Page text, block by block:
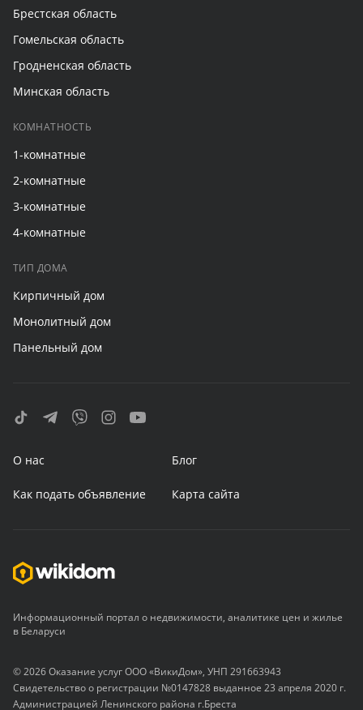
Брестская область
Гомельская область
Гродненская область
Минская область
КОМНАТНОСТЬ
1-комнатные
2-комнатные
3-комнатные
4-комнатные
ТИП ДОМА
Кирпичный дом
Монолитный дом
Панельный дом
О нас Блог
Как подать объявление Карта сайта
Информационный портал о недвижимости, аналитике цен и жилье
в Беларуси
© 2026 Оказание услуг ООО «ВикиДом», УНП 291663943
Свидетельство о регистрации №0147828 выданное 23 апреля 2020 г.
Администрацией Ленинского района г.Бреста